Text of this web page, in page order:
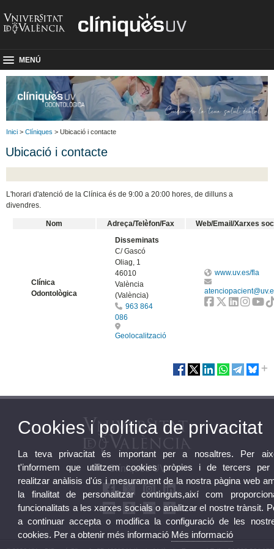
MENÚ
Inici > Clíniques > Ubicació i contacte
Ubicació i contacte
L'horari d'atenció de la Clínica és de 9:00 a 20:00 hores, de dilluns a
divendres.
Nom Adreça/Telèfon/Fax Web/Email/Xarxes
Clínica
Odontològica
Disseminats
C/ Gascó
Oliag, 1
46010
València
(València)
963 864
086
Geolocalització
www.uv.es/fla
Clíniques UV
Cookies i política de privacitat
La teva privacitat és important per a nosaltres. Per
t'informem que utilitzem cookies pròpies i de tercers per
realitzar anàlisis d'ús i mesurament de la nostra pàgina web
la finalitat de personalitzar continguts,així com
funcionalitats a les xarxes socials o analitzar el nostre trànsit.
a continuar accepta o modifica la configuració de les
cookies. Per a obtenir més informació Més informació